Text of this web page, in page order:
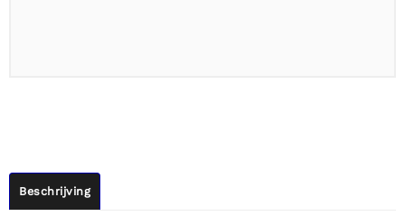
Beschrijving